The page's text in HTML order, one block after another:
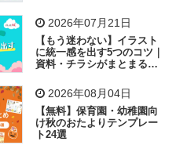
相談 ピクトグラム
2026年07月21日
【もう迷わない】イラスト
に統一感を出す5つのコツ｜
資料・チラシがまとまるフ
2026年08月04日
【無料】保育園・幼稚園向
け秋のおたよりテンプレー
ト24選